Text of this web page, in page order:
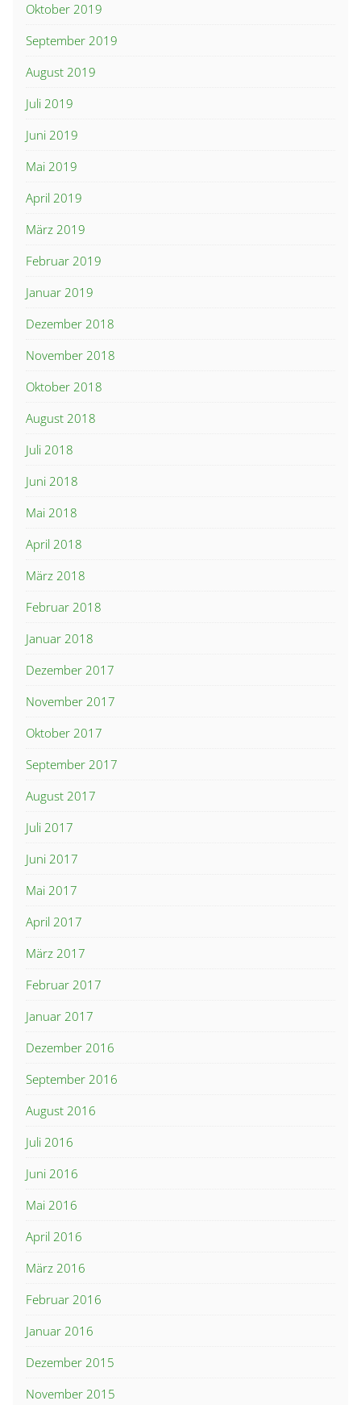
Oktober 2019
September 2019
August 2019
Juli 2019
Juni 2019
Mai 2019
April 2019
März 2019
Februar 2019
Januar 2019
Dezember 2018
November 2018
Oktober 2018
August 2018
Juli 2018
Juni 2018
Mai 2018
April 2018
März 2018
Februar 2018
Januar 2018
Dezember 2017
November 2017
Oktober 2017
September 2017
August 2017
Juli 2017
Juni 2017
Mai 2017
April 2017
März 2017
Februar 2017
Januar 2017
Dezember 2016
September 2016
August 2016
Juli 2016
Juni 2016
Mai 2016
April 2016
März 2016
Februar 2016
Januar 2016
Dezember 2015
November 2015